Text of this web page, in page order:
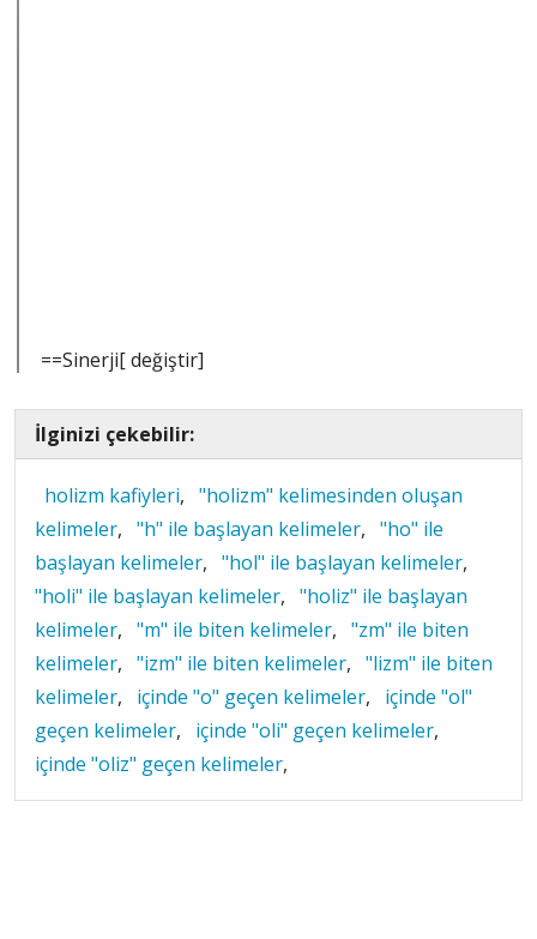
==Sinerji[ değiştir]
İlginizi çekebilir:
holizm kafiyleri, "holizm" kelimesinden oluşan
kelimeler, "h" ile başlayan kelimeler, "ho" ile
başlayan kelimeler, "hol" ile başlayan kelimeler,
"holi" ile başlayan kelimeler, "holiz" ile başlayan
kelimeler, "m" ile biten kelimeler, "zm" ile biten
kelimeler, "izm" ile biten kelimeler, "lizm" ile biten
kelimeler, içinde "o" geçen kelimeler,
içinde "ol"
geçen kelimeler, içinde "oli" geçen kelimeler,
içinde "oliz" geçen kelimeler,